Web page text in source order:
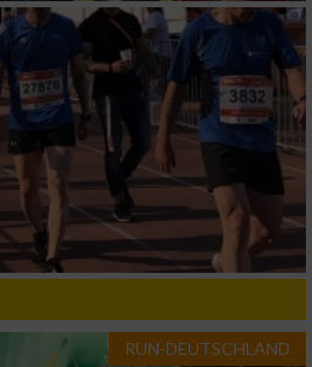
RUN-DEUTSCHLAND